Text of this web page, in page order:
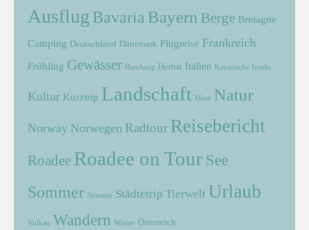
Ausflug Bavaria Bayern Berge Bretagne
Camping Deutschland Dänemark Flugreise Frankreich
Frühling Gewässer Hamburg Herbst Italien Kanarische Inseln
Kultur Kurztrip Landschaft Meer Natur
Norway Norwegen Radtour Reisebericht
Roadee Roadee on Tour See
Sommer Spanien Städtetrip Tierwelt Urlaub
Vulkan Wandern Winter Österreich